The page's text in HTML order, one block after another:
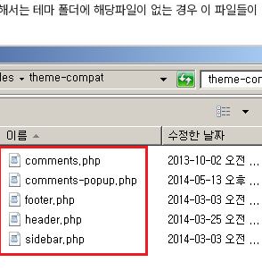
서는 테마 폴더에 해당파일이 없는 경우 이 파일들이